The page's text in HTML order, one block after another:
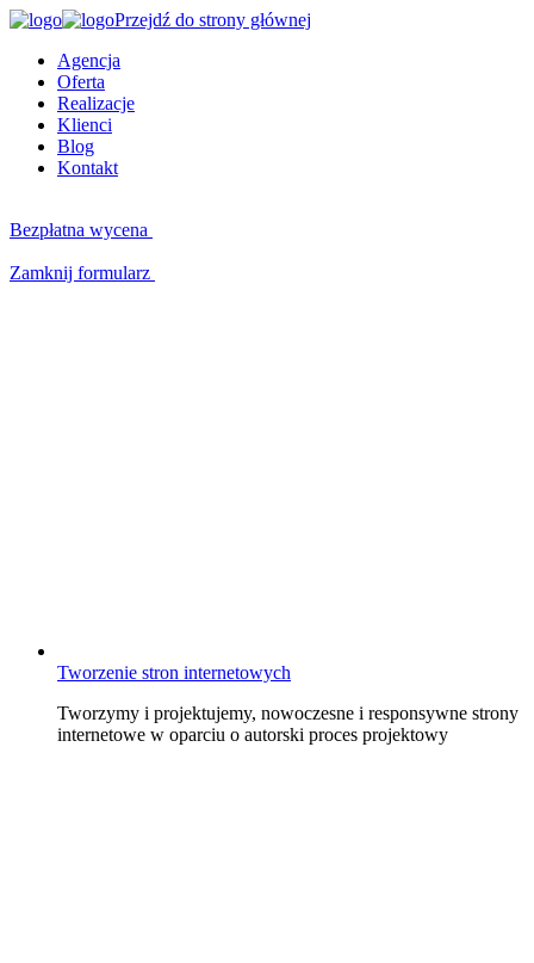
Przejdź do strony głównej
Agencja
Oferta
Realizacje
Klienci
Blog
Kontakt
Bezpłatna wycena
Zamknij formularz
Tworzenie stron internetowych
Tworzymy i projektujemy, nowoczesne i responsywne strony
internetowe w oparciu o autorski proces projektowy